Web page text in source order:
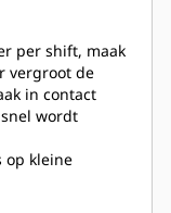
per shift, maak
vergroot de
in contact
wordt
op kleine